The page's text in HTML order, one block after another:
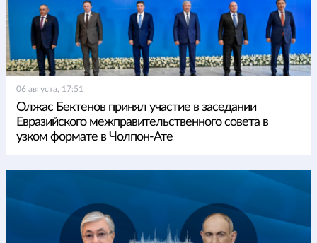
06 августа, 17:51
Олжас Бектенов принял участие в заседании
Евразийского межправительственного совета в
узком формате в Чолпон-Ате